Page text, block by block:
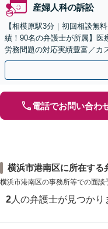
産婦人科の訴訟
【相模原駅3分｜初回相談無
績！90名の弁護士が所属】医
労務問題の対応実績豊富／カ
／忙しい方にも安心の柔軟な
電話でお問い合わ
横浜市港南区に所在する
横浜市港南区の事務所等での面談
2 人の弁護士が見つかり